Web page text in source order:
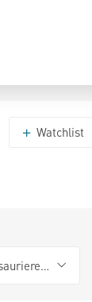
Watchlist